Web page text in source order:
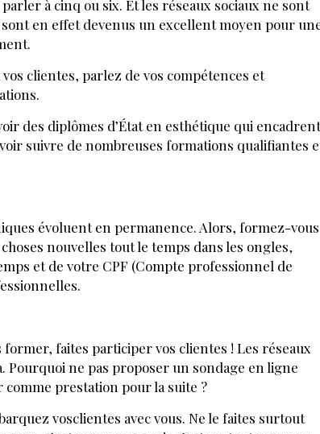
?
?
objectives ?
PAR RACHEL BETTAN
EXPERTE CONSULTANTE FORMATRICE
ESTHÉTIQUE, DIRECTRICE AJOINTE
J’ACHÈTE CE MAGAZINE